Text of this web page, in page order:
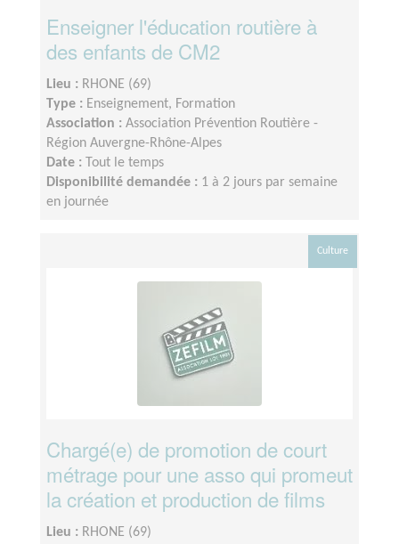
Enseigner l'éducation routière à
des enfants de CM2
Lieu : RHONE (69)
Type : Enseignement, Formation
Association : Association Prévention Routière -
Région Auvergne-Rhône-Alpes
Date :
Tout le temps
Disponibilité demandée : 1 à 2 jours par semaine
en journée
Culture
Chargé(e) de promotion de court
métrage pour une asso qui promeut
la création et production de films
Lieu : RHONE (69)